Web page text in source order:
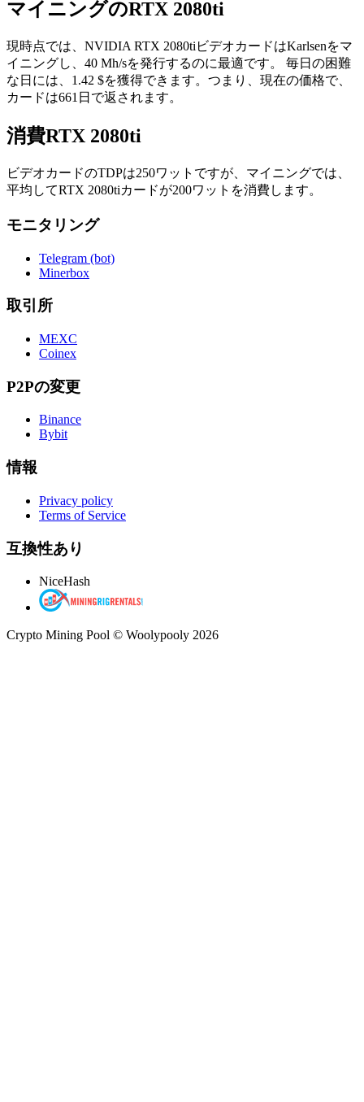
マイニングのRTX 2080ti
現時点では、NVIDIA RTX 2080tiビデオカードはKarlsenをマ
イニングし、40 Mh/sを発行するのに最適です。 毎日の困難
な日には、1.42 $を獲得できます。つまり、現在の価格で、
カードは661日で返されます。
消費RTX 2080ti
ビデオカードのTDPは250ワットですが、マイニングでは、
平均してRTX 2080tiカードが200ワットを消費します。
モニタリング
Telegram (bot)
Minerbox
取引所
MEXC
Coinex
P2Pの変更
Binance
Bybit
情報
Privacy policy
Terms of Service
互換性あり
NiceHash
Crypto Mining Pool © Woolypooly 2026